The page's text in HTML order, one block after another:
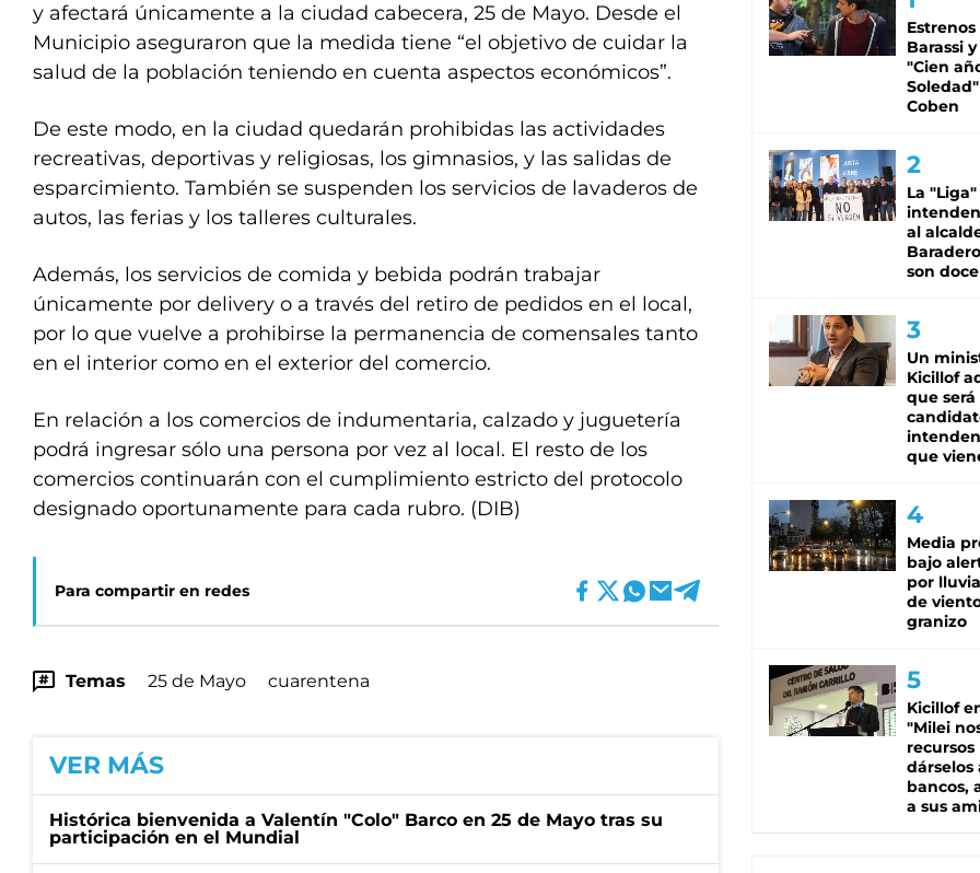
y afectará únicamente a la ciudad cabecera, 25 de Mayo. Desde el
Municipio aseguraron que la medida tiene “el objetivo de cuidar la
salud de la población teniendo en cuenta aspectos económicos”.
De este modo, en la ciudad quedarán prohibidas las actividades
recreativas, deportivas y religiosas, los gimnasios, y las salidas de
esparcimiento. También se suspenden los servicios de lavaderos de
autos, las ferias y los talleres culturales.
Además, los servicios de comida y bebida podrán trabajar
únicamente por delivery o a través del retiro de pedidos en el local,
por lo que vuelve a prohibirse la permanencia de comensales tanto
en el interior como en el exterior del comercio.
En relación a los comercios de indumentaria, calzado y juguetería
podrá ingresar sólo una persona por vez al local. El resto de los
comercios continuarán con el cumplimiento estricto del protocolo
designado oportunamente para cada rubro. (DIB)
Para compartir en redes
Temas 25 de Mayo cuarentena
VER MÁS
Histórica bienvenida a Valentín "Colo" Barco en 25 de Mayo tras su
participación en el Mundial
Estrenos
Barassi
"Cien
Coben
La
al
son doce
Un
Kicillof
que será
que
Media
bajo
por
de
granizo
Kicillof
"Milei
recursos
dárselos
bancos,
a sus